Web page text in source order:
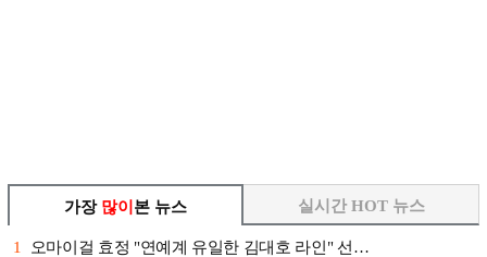
가장 많이본 뉴스
1 오마이걸 효정 "연예계 유일한 김대호 라인" 선…
실시간 HOT 뉴스